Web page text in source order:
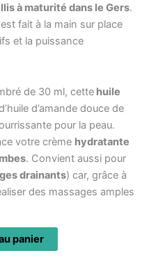
à maturité dans le Gers.
fait à la main sur place
et la puissance
de 30 ml, cette huile
d’amande douce de
pour la peau.
votre crème hydratante
. Convient aussi pour
drainants) car, grâce à
des massages amples
panier